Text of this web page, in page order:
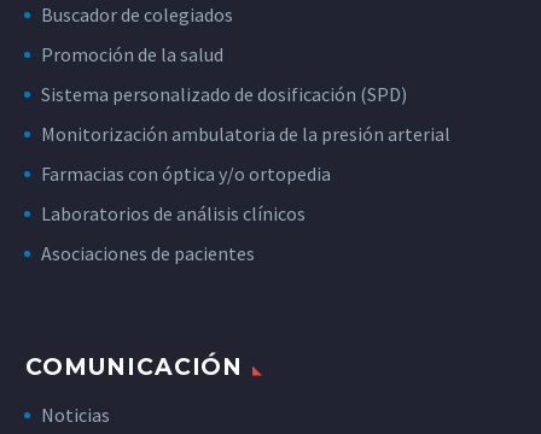
Buscador de colegiados
Promoción de la salud
Sistema personalizado de dosificación (SPD)
Monitorización ambulatoria de la presión arterial
Farmacias con óptica y/o ortopedia
Laboratorios de análisis clínicos
Asociaciones de pacientes
COMUNICACIÓN
Noticias